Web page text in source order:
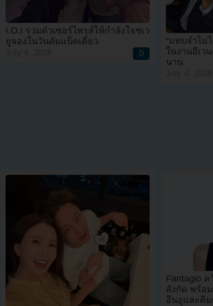
I.O.I รวมตัวเซอร์ไพรส์ให้กำลังใจชเว
ยูจองในวันคัมแบ็คเดี่ยว
0
“แทบจำไม่
ในงานอีเว
นาน
Fantagio
สังกัด พร้อ
อึนอูและคิ